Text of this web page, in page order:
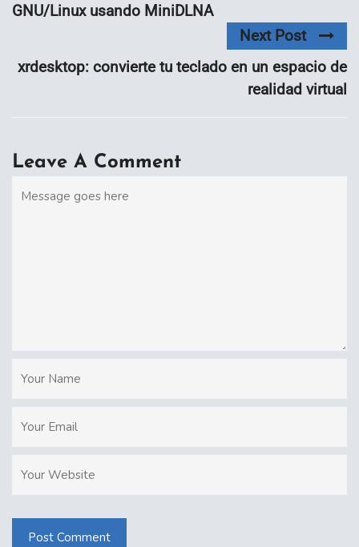
GNU/Linux usando MiniDLNA
Next Post
xrdesktop: convierte tu teclado en un espacio de
realidad virtual
Leave A Comment
Post Comment